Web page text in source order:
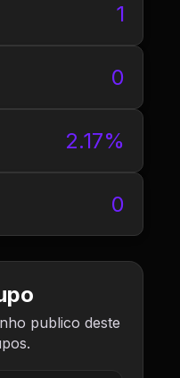
1
0
2.17%
0
publico deste